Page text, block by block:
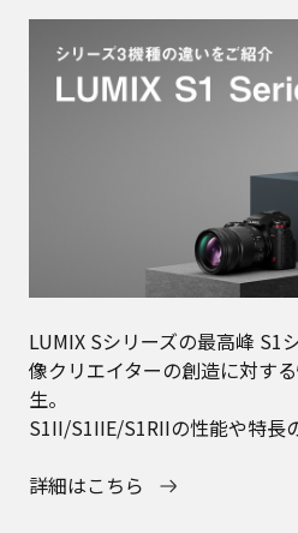
LUMIX Sシリーズの最高峰 S1
像クリエイターの創造に対す
生。
S1II/S1IIE/S1RIIの性能や特長
詳細はこちら